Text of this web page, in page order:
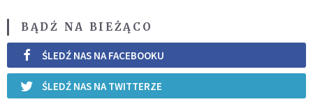
BĄDŹ NA BIEŻĄCO
ŚLEDŹ NAS NA FACEBOOKU
ŚLEDŹ NAS NA TWITTERZE